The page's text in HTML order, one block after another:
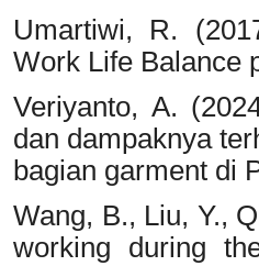
Umartiwi, R.
Work Life Balance
Veriyanto, A.
dan dampaknya
bagian garment di
Wang, B., Liu, Y.,
working during